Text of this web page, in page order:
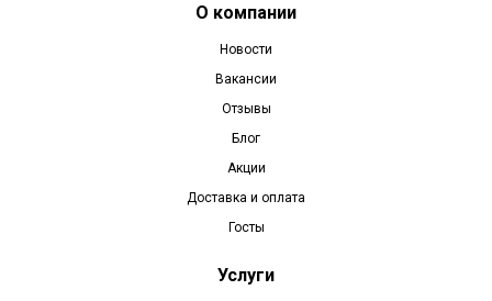
О компании
Новости
Вакансии
Отзывы
Блог
Акции
Доставка и оплата
Госты
Услуги